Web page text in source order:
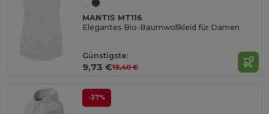
MANTIS MT116
Elegantes Bio-Baumwollkleid für Damen
Günstigste:
9,73 €15,40 €
-37%